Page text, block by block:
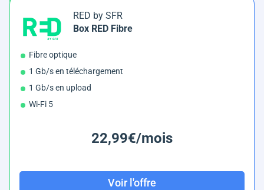
RED by SFR
Box RED Fibre
Fibre optique
1 Gb/s en téléchargement
1 Gb/s en upload
Wi-Fi 5
22,99€/mois
Voir l'offre